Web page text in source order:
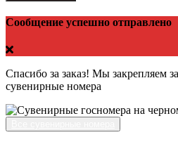
Сообщение успешно отправлено
Спасибо за заказ! Мы закрепляем
сувенирные номера